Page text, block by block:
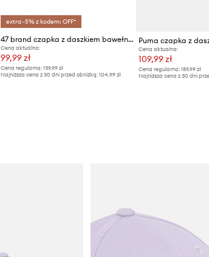
extra -5% z kodem: OFF*
47 brand czapka z daszkiem bawełniana MLB New York Yankees
Cena aktualna:
99,99 zł
Cena regularna:139,99 zł
Najniższa cena z 30 dni przed obniżką:104,99 zł
Cena aktualna:
109,99 zł
Cena regularna: 189,99 zł
Najniższa cena z 30 dni